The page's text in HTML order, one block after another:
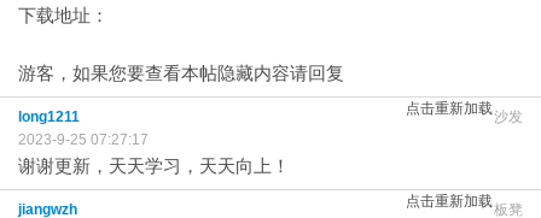
下载地址：
游客，如果您要查看本帖隐藏内容请回复
点击重新加载沙发
long1211
2023-9-25 07:27:17
谢谢更新，天天学习，天天向上！
点击重新加载板凳
jiangwzh